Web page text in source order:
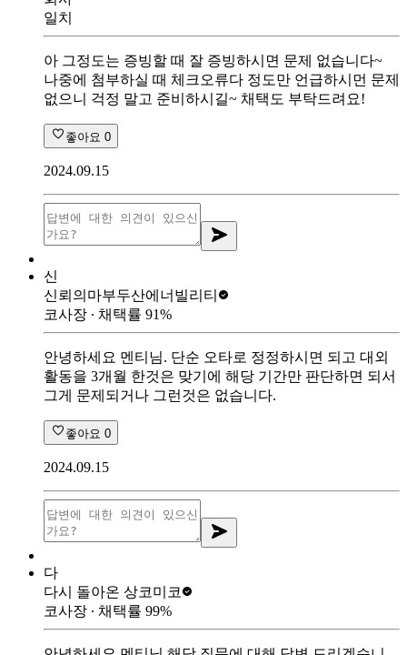
일치
아 그정도는 증빙할 때 잘 증빙하시면 문제 없습니다~
나중에 첨부하실 때 체크오류다 정도만 언급하시먼 문제
없으니 걱정 말고 준비하시길~ 채택도 부탁드려요!
좋아요 0
2024.09.15
신
신뢰의마부두산에너빌리티
코사장 ∙ 채택률 91%
안녕하세요 멘티님. 단순 오타로 정정하시면 되고 대외
활동을 3개월 한것은 맞기에 해당 기간만 판단하면 되서
그게 문제되거나 그런것은 없습니다.
좋아요 0
2024.09.15
다
다시 돌아온 상코미코
코사장 ∙ 채택률 99%